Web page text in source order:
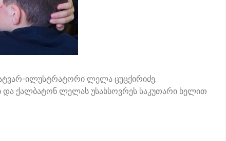
ილუსტრატორი ლელა ცუცქირიძე.
და ქალბატონ ლელას უსახსოვრეს საკუთარი ხელით